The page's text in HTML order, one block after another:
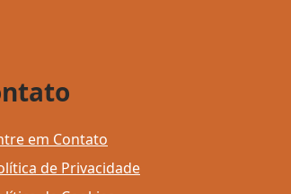
em Contato
de Privacidade